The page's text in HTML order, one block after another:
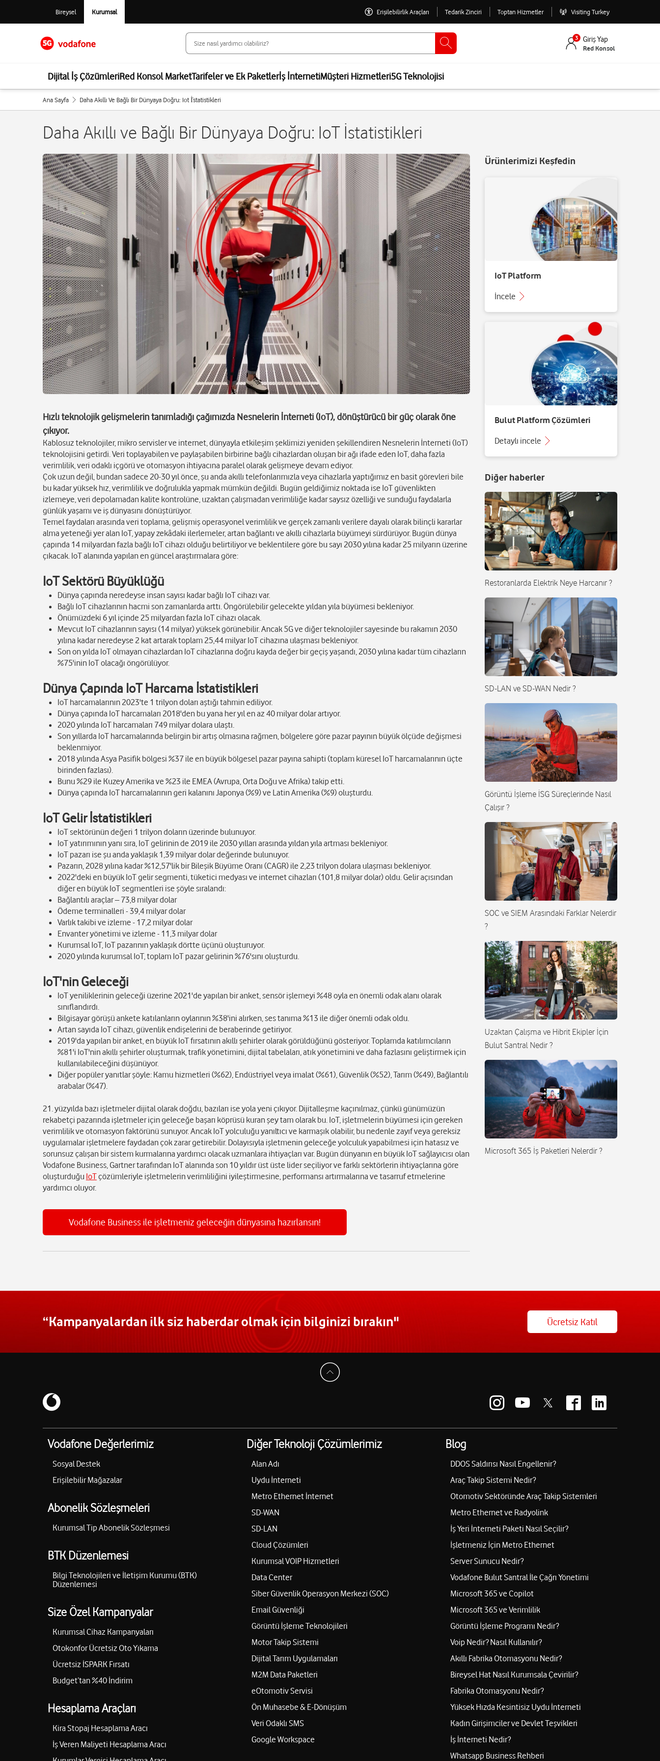
Bireysel Kurumsal Erişilebilirlik Araçları Tedarik Zinciri Toptan Hizmetler Visiting Turkey
3 Giriş Yap
Red Konsol
Dijital İş ÇözümleriRed Konsol MarketTarifeler ve Ek Paketlerİş İnternetiMüşteri Hizmetleri5G Teknolojisi
Ana Sayfa Daha Akıllı Ve Bağlı Bir Dünyaya Doğru: Iot İ̇statistikleri
Daha Akıllı ve Bağlı Bir Dünyaya Doğru: IoT İstatistikleri
Hızlı teknolojik gelişmelerin tanımladığı çağımızda Nesnelerin İnterneti (IoT), dönüştürücü bir güç olarak öne
çıkıyor.
Kablosuz teknolojiler, mikro servisler ve internet, dünyayla etkileşim şeklimizi yeniden şekillendiren Nesnelerin İnterneti (IoT)
teknolojisini getirdi. Veri toplayabilen ve paylaşabilen birbirine bağlı cihazlardan oluşan bir ağı ifade eden IoT, daha fazla
verimlilik, veri odaklı içgörü ve otomasyon ihtiyacına paralel olarak gelişmeye devam ediyor.
Çok uzun değil, bundan sadece 20-30 yıl önce, şu anda akıllı telefonlarımızla veya cihazlarla yaptığımız en basit görevleri bile
bu kadar yüksek hız, verimlilik ve doğrulukla yapmak mümkün değildi. Bugün geldiğimiz noktada ise IoT güvenlikten
izlemeye, veri depolamadan kalite kontrolüne, uzaktan çalışmadan verimliliğe kadar saysız özelliği ve sunduğu faydalarla
günlük yaşamı ve iş dünyasını dönüştürüyor.
Temel faydaları arasında veri toplama, gelişmiş operasyonel verimlilik ve gerçek zamanlı verilere dayalı olarak bilinçli kararlar
alma yeteneği yer alan IoT, yapay zekâdaki ilerlemeler, artan bağlantı ve akıllı cihazlarla büyümeyi sürdürüyor. Bugün dünya
çapında 14 milyardan fazla bağlı IoT cihazı olduğu belirtiliyor ve beklentilere göre bu sayı 2030 yılına kadar 25 milyarın üzerine
çıkacak. IoT alanında yapılan en güncel araştırmalara göre:
IoT Sektörü Büyüklüğü
Dünya çapında neredeyse insan sayısı kadar bağlı IoT cihazı var.
Bağlı IoT cihazlarının hacmi son zamanlarda arttı. Öngörülebilir gelecekte yıldan yıla büyümesi bekleniyor.
Önümüzdeki 6 yıl içinde 25 milyardan fazla IoT cihazı olacak.
Mevcut IoT cihazlarının sayısı (14 milyar) yüksek görünebilir. Ancak 5G ve diğer teknolojiler sayesinde bu rakamın 2030
yılına kadar neredeyse 2 kat artarak toplam 25,44 milyar IoT cihazına ulaşması bekleniyor.
Son on yılda IoT olmayan cihazlardan IoT cihazlarına doğru kayda değer bir geçiş yaşandı, 2030 yılına kadar tüm cihazların
%75'inin IoT olacağı öngörülüyor.
Dünya Çapında IoT Harcama İstatistikleri
IoT harcamalarının 2023'te 1 trilyon doları aştığı tahmin ediliyor.
Dünya çapında IoT harcamaları 2018'den bu yana her yıl en az 40 milyar dolar artıyor.
2020 yılında IoT harcamaları 749 milyar dolara ulaştı.
Son yıllarda IoT harcamalarında belirgin bir artış olmasına rağmen, bölgelere göre pazar payının büyük ölçüde değişmesi
beklenmiyor.
2018 yılında Asya Pasifik bölgesi %37 ile en büyük bölgesel pazar payına sahipti (toplam küresel IoT harcamalarının üçte
birinden fazlası).
Bunu %29 ile Kuzey Amerika ve %23 ile EMEA (Avrupa, Orta Doğu ve Afrika) takip etti.
Dünya çapında IoT harcamalarının geri kalanını Japonya (%9) ve Latin Amerika (%9) oluşturdu.
IoT Gelir İstatistikleri
IoT sektörünün değeri 1 trilyon doların üzerinde bulunuyor.
IoT yatırımının yanı sıra, IoT gelirinin de 2019 ile 2030 yılları arasında yıldan yıla artması bekleniyor.
IoT pazarı ise şu anda yaklaşık 1,39 milyar dolar değerinde bulunuyor.
Pazarın, 2028 yılına kadar %12,57'lik bir Bileşik Büyüme Oranı (CAGR) ile 2,23 trilyon dolara ulaşması bekleniyor.
2022'deki en büyük IoT gelir segmenti, tüketici medyası ve internet cihazları (101,8 milyar dolar) oldu. Gelir açısından
diğer en büyük IoT segmentleri ise şöyle sıralandı:
Bağlantılı araçlar – 73,8 milyar dolar
Ödeme terminalleri - 39,4 milyar dolar
Varlık takibi ve izleme - 17,2 milyar dolar
Envanter yönetimi ve izleme - 11,3 milyar dolar
Kurumsal IoT, IoT pazarının yaklaşık dörtte üçünü oluşturuyor.
2020 yılında kurumsal IoT, toplam IoT pazar gelirinin %76'sını oluşturdu.
IoT'nin Geleceği
IoT yeniliklerinin geleceği üzerine 2021'de yapılan bir anket, sensör işlemeyi %48 oyla en önemli odak alanı olarak
sınıflandırdı.
Bilgisayar görüşü ankete katılanların oylarının %38'ini alırken, ses tanıma %13 ile diğer önemli odak oldu.
Artan sayıda IoT cihazı, güvenlik endişelerini de beraberinde getiriyor.
2019'da yapılan bir anket, en büyük IoT fırsatının akıllı şehirler olarak görüldüğünü gösteriyor. Toplamda katılımcıların
%81'i IoT'nin akıllı şehirler oluşturmak, trafik yönetimini, dijital tabelaları, atık yönetimini ve daha fazlasını geliştirmek için
kullanılabileceğini düşünüyor.
Diğer popüler yanıtlar şöyle: Kamu hizmetleri (%62), Endüstriyel veya imalat (%61), Güvenlik (%52), Tarım (%49), Bağlantılı
arabalar (%47).
21. yüzyılda bazı işletmeler dijital olarak doğdu, bazıları ise yola yeni çıkıyor. Dijitalleşme kaçınılmaz, çünkü günümüzün
rekabetçi pazarında işletmeler için geleceğe başarı köprüsü kuran şey tam olarak bu. IoT, işletmelerin büyümesi için gereken
verimlilik ve otomasyon faktörünü sunuyor. Ancak IoT yolculuğu yanıltıcı ve karmaşık olabilir, bu nedenle zayıf veya gereksiz
uygulamalar işletmelere faydadan çok zarar getirebilir. Dolayısıyla işletmenin geleceğe yolculuk yapabilmesi için hatasız ve
sorunsuz çalışan bir sistem kurmalarına yardımcı olacak uzmanlara ihtiyaçları var. Bugün dünyanın en büyük IoT sağlayıcısı olan
Vodafone Business, Gartner tarafından IoT alanında son 10 yıldır üst üste lider seçiliyor ve farklı sektörlerin ihtiyaçlarına göre
oluşturduğu IoTçözümleriyle işletmelerin verimliliğini iyileştirmesine, performansı artırmalarına ve tasarruf etmelerine
yardımcı oluyor.
Vodafone Business ile işletmeniz geleceğin dünyasına hazırlansın!
Ürünlerimizi Keşfedin
IoT Platform
İncele
Bulut Platform Çözümleri
Detaylı incele
Diğer haberler
Restoranlarda Elektrik Neye Harcanır ?
SD-LAN ve SD-WAN Nedir ?
Görüntü İşleme İSG Süreçlerinde Nasıl
Çalışır ?
SOC ve SIEM Arasındaki Farklar Nelerdir
?
Uzaktan Çalışma ve Hibrit Ekipler İçin
Bulut Santral Nedir ?
Microsoft 365 İş Paketleri Nelerdir ?
“Kampanyalardan ilk siz haberdar olmak için bilginizi bırakın" Ücretsiz Katıl
Vodafone Değerlerimiz
Sosyal Destek
Erişilebilir Mağazalar
Abonelik Sözleşmeleri
Kurumsal Tip Abonelik Sözleşmesi
BTK Düzenlemesi
Bilgi Teknolojileri ve İletişim Kurumu (BTK)
Düzenlemesi
Size Özel Kampanyalar
Kurumsal Cihaz Kampanyaları
Otokonfor Ücretsiz Oto Yıkama
Ücretsiz İSPARK Fırsatı
Budget’tan %40 İndirim
Hesaplama Araçları
Kira Stopaj Hesaplama Aracı
İş Veren Maliyeti Hesaplama Aracı
Diğer Teknoloji Çözümlerimiz
Alan Adı
Uydu İnterneti
Metro Ethernet İnternet
SD-WAN
SD-LAN
Cloud Çözümleri
Kurumsal VOIP Hizmetleri
Data Center
Siber Güvenlik Operasyon Merkezi (SOC)
Email Güvenliği
Görüntü İşleme Teknolojileri
Motor Takip Sistemi
Dijital Tarım Uygulamaları
M2M Data Paketleri
eOtomotiv Servisi
Ön Muhasebe & E-Dönüşüm
Veri Odaklı SMS
Google Workspace
Blog
DDOS Saldırısı Nasıl Engellenir?
Araç Takip Sistemi Nedir?
Otomotiv Sektöründe Araç Takip Sistemleri
Metro Ethernet ve Radyolink
İş Yeri İnterneti Paketi Nasıl Seçilir?
İşletmeniz İçin Metro Ethernet
Server Sunucu Nedir?
Vodafone Bulut Santral İle Çağrı Yönetimi
Microsoft 365 ve Copilot
Microsoft 365 ve Verimlilik
Görüntü İşleme Programı Nedir?
Voip Nedir? Nasıl Kullanılır?
Akıllı Fabrika Otomasyonu Nedir?
Bireysel Hat Nasıl Kurumsala Çevirilir?
Fabrika Otomasyonu Nedir?
Yüksek Hızda Kesintisiz Uydu İnterneti
Kadın Girişimciler ve Devlet Teşvikleri
İş İnterneti Nedir?
Whatsapp Business Rehberi